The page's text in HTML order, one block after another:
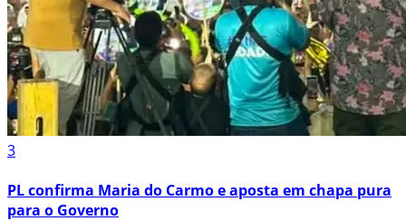
3
PL confirma Maria do Carmo e aposta em chapa pura
para o Governo